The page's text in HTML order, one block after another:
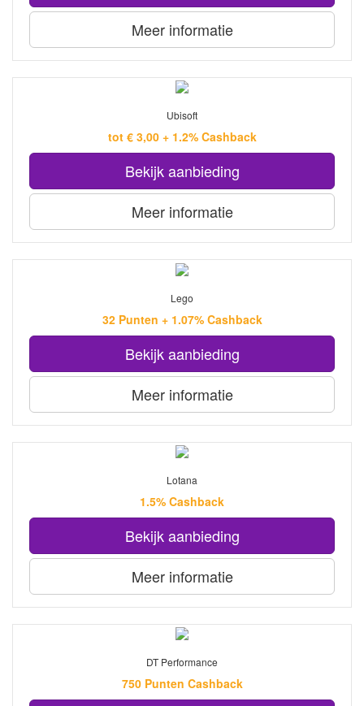
Meer informatie
Ubisoft
tot € 3,00 + 1.2% Cashback
Bekijk aanbieding
Meer informatie
Lego
32 Punten + 1.07% Cashback
Bekijk aanbieding
Meer informatie
Lotana
1.5% Cashback
Bekijk aanbieding
Meer informatie
DT Performance
750 Punten Cashback